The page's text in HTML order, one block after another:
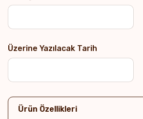
Üzerine Yazılacak Tarih
Ürün Özellikleri